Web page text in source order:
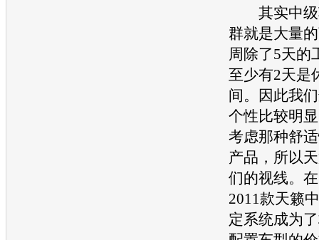
其实中级
群就是大量
周除了5天的
至少有2天是
间。因此我
个性比较明
考虑那种舒
产品，所以
们的视线。
2011款天籁
定系统成为